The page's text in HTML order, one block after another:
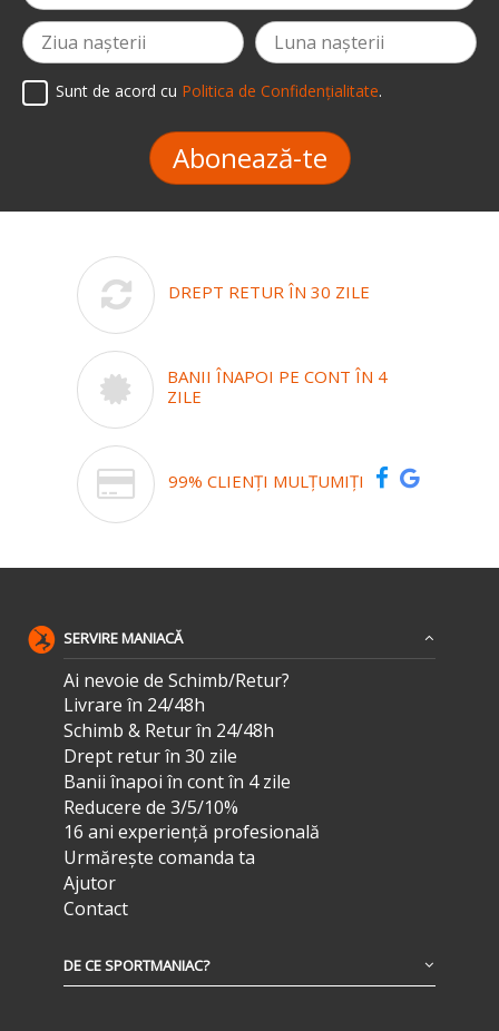
Sunt de acord cu Politica de Confidențialitate.
Abonează-te
DREPT RETUR ÎN 30 ZILE
BANII ÎNAPOI PE CONT ÎN 4
ZILE
99% CLIENȚI MULȚUMIȚI
SERVIRE MANIACĂ
Ai nevoie de Schimb/Retur?
Livrare în 24/48h
Schimb & Retur în 24/48h
Drept retur în 30 zile
Banii înapoi în cont în 4 zile
Reducere de 3/5/10%
16 ani experiență profesională
Urmărește comanda ta
Ajutor
Contact
DE CE SPORTMANIAC?